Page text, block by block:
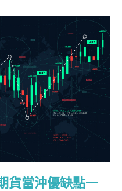
貨當沖優缺點一